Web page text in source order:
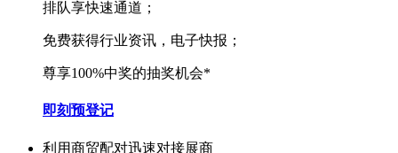
排队享快速通道；
免费获得行业资讯，电子快报；
尊享100%中奖的抽奖机会*
即刻预登记
利用商贸配对迅速对接展商